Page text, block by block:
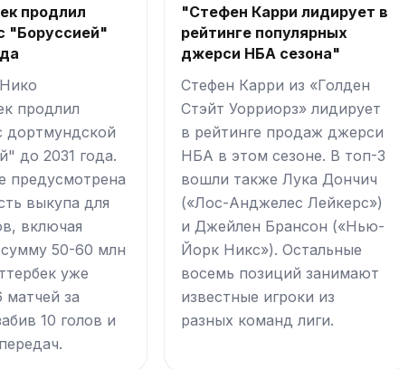
продлил
"Боруссией"
продлил
дортмундской
до 2031 года.
предусмотрена
выкупа для
включая
50-60 млн
уже
матчей за
10 голов и
"Стефен Карри лидирует в
рейтинге популярных
джерси НБА сезона"
Стефен Карри из «Голден
Стэйт Уорриорз» лидирует
в рейтинге продаж джерси
НБА в этом сезоне. В топ-3
вошли также Лука Дончич
(«Лос-Анджелес Лейкерс»)
и Джейлен Брансон («Нью-
Йорк Никс»). Остальные
восемь позиций занимают
известные игроки из
разных команд лиги.